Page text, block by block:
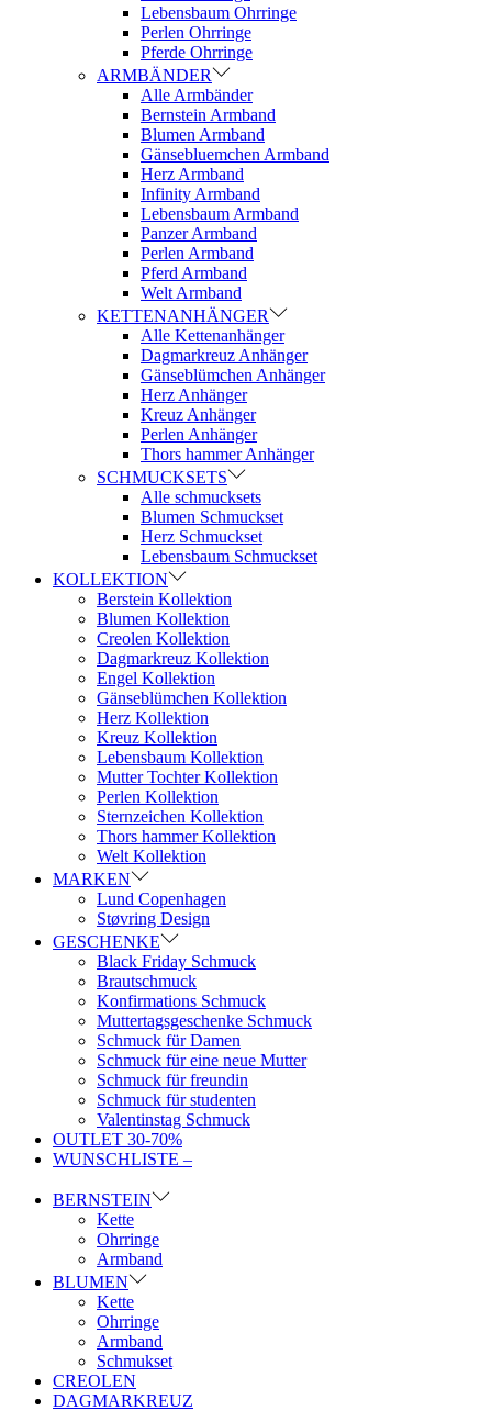
Lebensbaum Ohrringe
Perlen Ohrringe
Pferde Ohrringe
ARMBÄNDER
Alle Armbänder
Bernstein Armband
Blumen Armband
Gänsebluemchen Armband
Herz Armband
Infinity Armband
Lebensbaum Armband
Panzer Armband
Perlen Armband
Pferd Armband
Welt Armband
KETTENANHÄNGER
Alle Kettenanhänger
Dagmarkreuz Anhänger
Gänseblümchen Anhänger
Herz Anhänger
Kreuz Anhänger
Perlen Anhänger
Thors hammer Anhänger
SCHMUCKSETS
Alle schmucksets
Blumen Schmuckset
Herz Schmuckset
Lebensbaum Schmuckset
KOLLEKTION
Berstein Kollektion
Blumen Kollektion
Creolen Kollektion
Dagmarkreuz Kollektion
Engel Kollektion
Gänseblümchen Kollektion
Herz Kollektion
Kreuz Kollektion
Lebensbaum Kollektion
Mutter Tochter Kollektion
Perlen Kollektion
Sternzeichen Kollektion
Thors hammer Kollektion
Welt Kollektion
MARKEN
Lund Copenhagen
Støvring Design
GESCHENKE
Black Friday Schmuck
Brautschmuck
Konfirmations Schmuck
Muttertagsgeschenke Schmuck
Schmuck für Damen
Schmuck für eine neue Mutter
Schmuck für freundin
Schmuck für studenten
Valentinstag Schmuck
OUTLET 30-70%
WUNSCHLISTE –
BERNSTEIN
Kette
Ohrringe
Armband
BLUMEN
Kette
Ohrringe
Armband
Schmukset
CREOLEN
DAGMARKREUZ